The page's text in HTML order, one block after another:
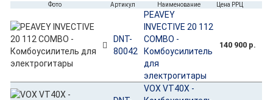
Фото Артикул Наименование Цена РРЦ
DNT-
80042
PEAVEY
INVECTIVE 20 112
COMBO -
Комбоусилитель
для
электрогитары
140 900 р.
VOX VT40X -